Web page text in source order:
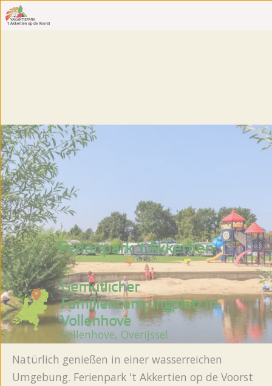
Ferienpark 't Akkertien
Gemütlicher
Familiencampingplatz in
Vollenhove
Vollenhove, Overijssel
Natürlich genießen in einer wasserreichen
Umgebung. Ferienpark 't Akkertien op de Voorst